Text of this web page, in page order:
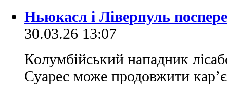
Ньюкасл і Ліверпуль
30.03.26 13:07
Колумбійський нападник
Суарес може продовжити